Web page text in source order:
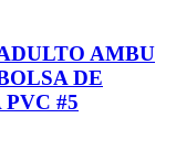
AMBU
DE
#5